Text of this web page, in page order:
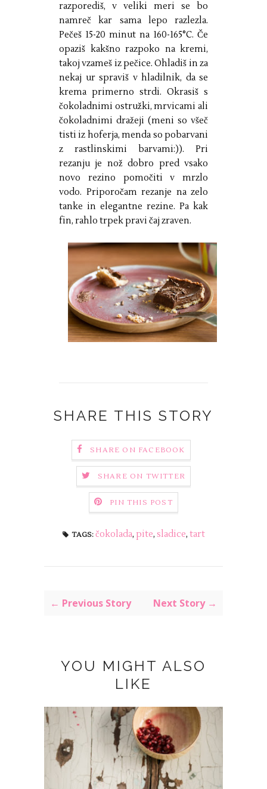
razporediš, v veliki meri se bo
namreč kar sama lepo razlezla.
Pečeš 15-20 minut na 160-165°C. Če
opaziš kakšno razpoko na kremi,
takoj vzameš iz pečice. Ohladiš in za
nekaj ur spraviš v hladilnik, da se
krema primerno strdi. Okrasiš s
čokoladnimi ostružki, mrvicami ali
čokoladnimi dražeji (meni so všeč
tisti iz hoferja, menda so pobarvani
z rastlinskimi barvami:)). Pri
rezanju je nož dobro pred vsako
novo rezino pomočiti v mrzlo
vodo. Priporočam rezanje na zelo
tanke in elegantne rezine. Pa kak
fin, rahlo trpek pravi čaj zraven.
SHARE THIS STORY
SHARE ON FACEBOOK
SHARE ON TWITTER
PIN THIS POST
TAGS: čokolada, pite, sladice, tart
← Previous Story Next Story →
YOU MIGHT ALSO
LIKE